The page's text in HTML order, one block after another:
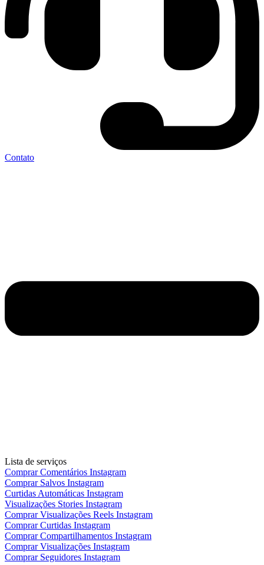
Contato
Lista de serviços
Comprar Comentários Instagram
Comprar Salvos Instagram
Curtidas Automáticas Instagram
Visualizações Stories Instagram
Comprar Visualizações Reels Instagram
Comprar Curtidas Instagram
Comprar Compartilhamentos Instagram
Comprar Visualizações Instagram
Comprar Seguidores Instagram